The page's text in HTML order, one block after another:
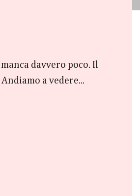
davvero poco. Il
a vedere...